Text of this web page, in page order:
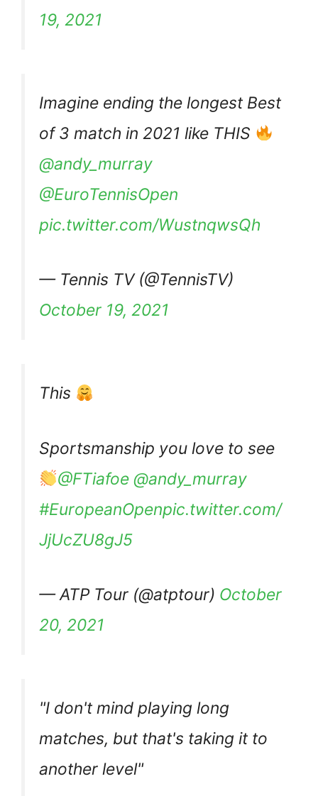
19, 2021
Imagine ending the longest Best
of 3 match in 2021 like THIS
@andy_murray
@EuroTennisOpen
pic.twitter.com/WustnqwsQh
— Tennis TV (@TennisTV)
October 19, 2021
This
Sportsmanship you love to see
@FTiafoe @andy_murray
#EuropeanOpenpic.twitter.com/
JjUcZU8gJ5
— ATP Tour (@atptour) October
20, 2021
"I don't mind playing long
matches, but that's taking it to
another level"